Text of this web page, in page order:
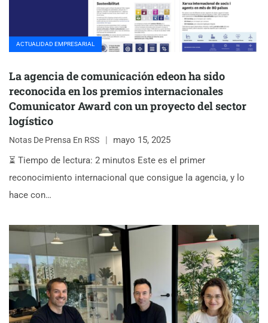
ACTUALIDAD EMPRESARIAL
La agencia de comunicación edeon ha sido
reconocida en los premios internacionales
Comunicator Award con un proyecto del sector
logístico
Notas De Prensa En RSS
mayo 15, 2025
⏳ Tiempo de lectura: 2 minutos Este es el primer
reconocimiento internacional que consigue la agencia, y lo
hace con…